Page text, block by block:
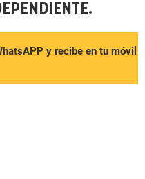
y recibe en tu móvil